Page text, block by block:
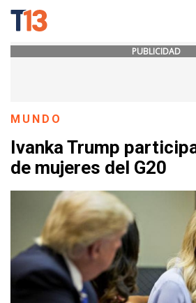
PUBLICIDAD
MUNDO
Ivanka Trump
de mujeres del G20